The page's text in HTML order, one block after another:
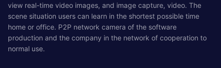
view real-time video images, and image capture, video. The
scene situation users can learn in the shortest possible time
home or office. P2P network camera of the software
production and the company in the network of cooperation to
normal use.